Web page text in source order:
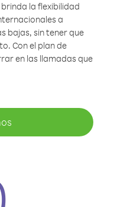
la flexibilidad
a
bajas, sin tener que
Con el plan de
en las llamadas que